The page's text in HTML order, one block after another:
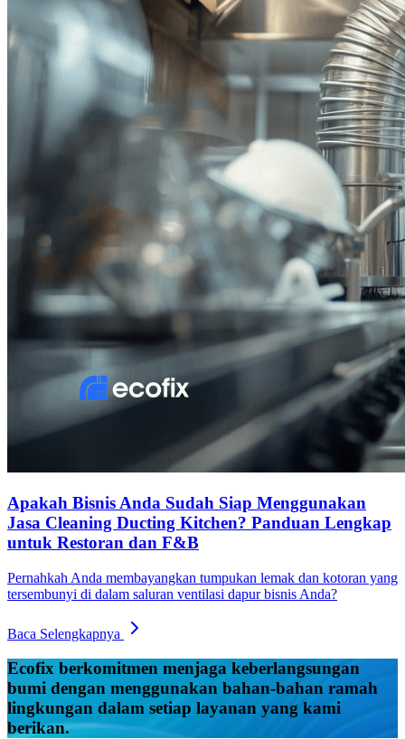
Apakah Bisnis Anda Sudah Siap Menggunakan
Jasa Cleaning Ducting Kitchen? Panduan Lengkap
untuk Restoran dan F&B
Pernahkah Anda membayangkan tumpukan lemak dan kotoran yang
tersembunyi di dalam saluran ventilasi dapur bisnis Anda?
Baca Selengkapnya
Ecofix berkomitmen menjaga keberlangsungan
bumi dengan menggunakan bahan-bahan ramah
lingkungan dalam setiap layanan yang kami
berikan.